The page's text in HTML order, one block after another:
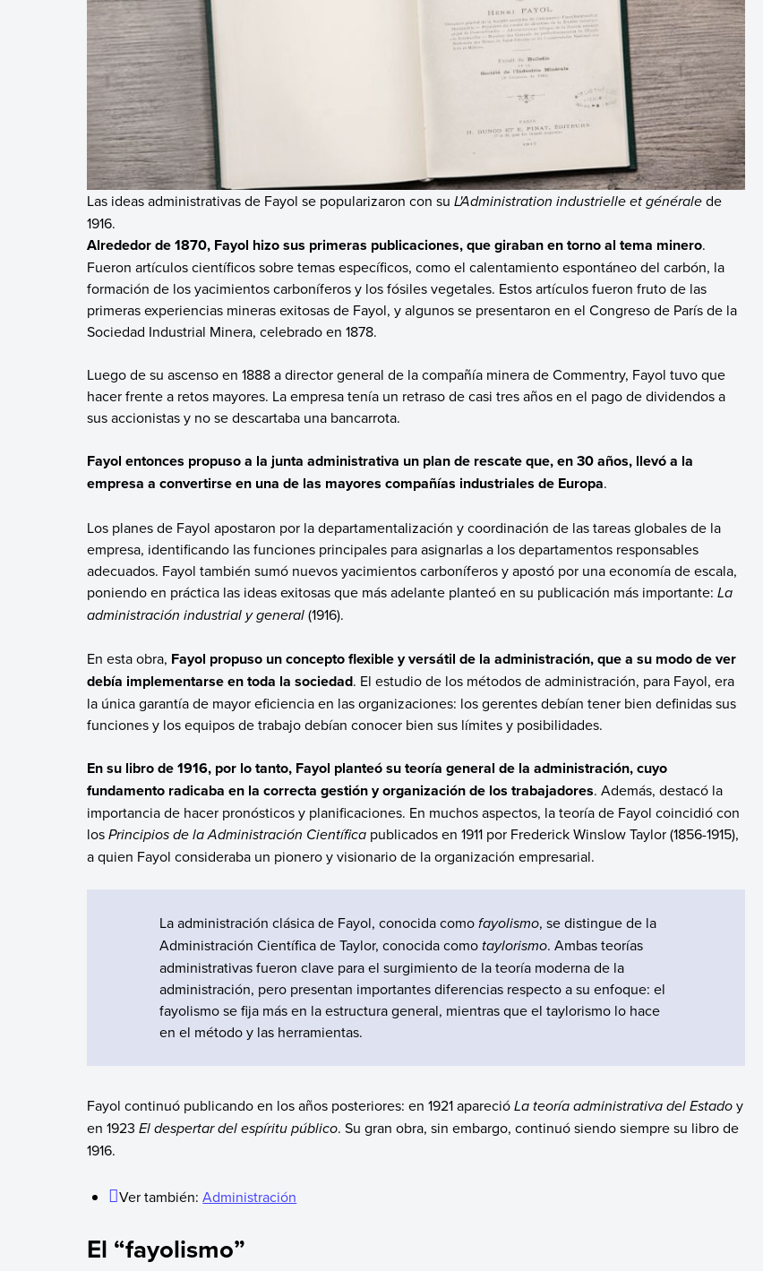
Las ideas administrativas de Fayol se popularizaron con su L'Administration industrielle et généralede
1916.
Alrededor de 1870, Fayol hizo sus primeras publicaciones, que giraban en torno al tema minero.
Fueron artículos científicos sobre temas específicos, como el calentamiento espontáneo del carbón, la
formación de los yacimientos carboníferos y los fósiles vegetales. Estos artículos fueron fruto de las
primeras experiencias mineras exitosas de Fayol, y algunos se presentaron en el Congreso de París de la
Sociedad Industrial Minera, celebrado en 1878.
Luego de su ascenso en 1888 a director general de la compañía minera de Commentry, Fayol tuvo que
hacer frente a retos mayores. La empresa tenía un retraso de casi tres años en el pago de dividendos a
sus accionistas y no se descartaba una bancarrota.
Fayol entonces propuso a la junta administrativa un plan de rescate que, en 30 años, llevó a la
empresa a convertirse en una de las mayores compañías industriales de Europa.
Los planes de Fayol apostaron por la departamentalización y coordinación de las tareas globales de la
empresa, identificando las funciones principales para asignarlas a los departamentos responsables
adecuados. Fayol también sumó nuevos yacimientos carboníferos y apostó por una economía de escala,
poniendo en práctica las ideas exitosas que más adelante planteó en su publicación más importante: La
administración industrial y general(1916).
En esta obra, Fayol propuso un concepto flexible y versátil de la administración, que a su modo de ver
debía implementarse en toda la sociedad. El estudio de los métodos de administración, para Fayol, era
la única garantía de mayor eficiencia en las organizaciones: los gerentes debían tener bien definidas sus
funciones y los equipos de trabajo debían conocer bien sus límites y posibilidades.
En su libro de 1916, por lo tanto, Fayol planteó su teoría general de la administración, cuyo
fundamento radicaba en la correcta gestión y organización de los trabajadores. Además, destacó la
importancia de hacer pronósticos y planificaciones. En muchos aspectos, la teoría de Fayol coincidió con
losPrincipios de la Administración Científica publicados en 1911 por Frederick Winslow Taylor (1856-1915),
a quien Fayol consideraba un pionero y visionario de la organización empresarial.
La administración clásica de Fayol, conocida comofayolismo, se distingue de la
Administración Científica de Taylor, conocida comotaylorismo. Ambas teorías
administrativas fueron clave para el surgimiento de la teoría moderna de la
administración, pero presentan importantes diferencias respecto a su enfoque: el
fayolismo se fija más en la estructura general, mientras que el taylorismo lo hace
en el método y las herramientas.
Fayol continuó publicando en los años posteriores: en 1921 aparecióLa teoría administrativa del Estadoy
en 1923 El despertar del espíritu público. Su gran obra, sin embargo, continuó siendo siempre su libro de
1916.
Ver también:Administración
El “fayolismo”